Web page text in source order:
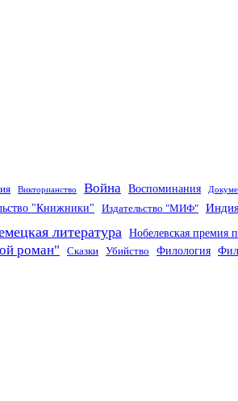
Викторианство Война Воспоминания
"Книжники" Издательство "МИФ"
литература Нобелевская премия
роман" Сказки Убийство Филология